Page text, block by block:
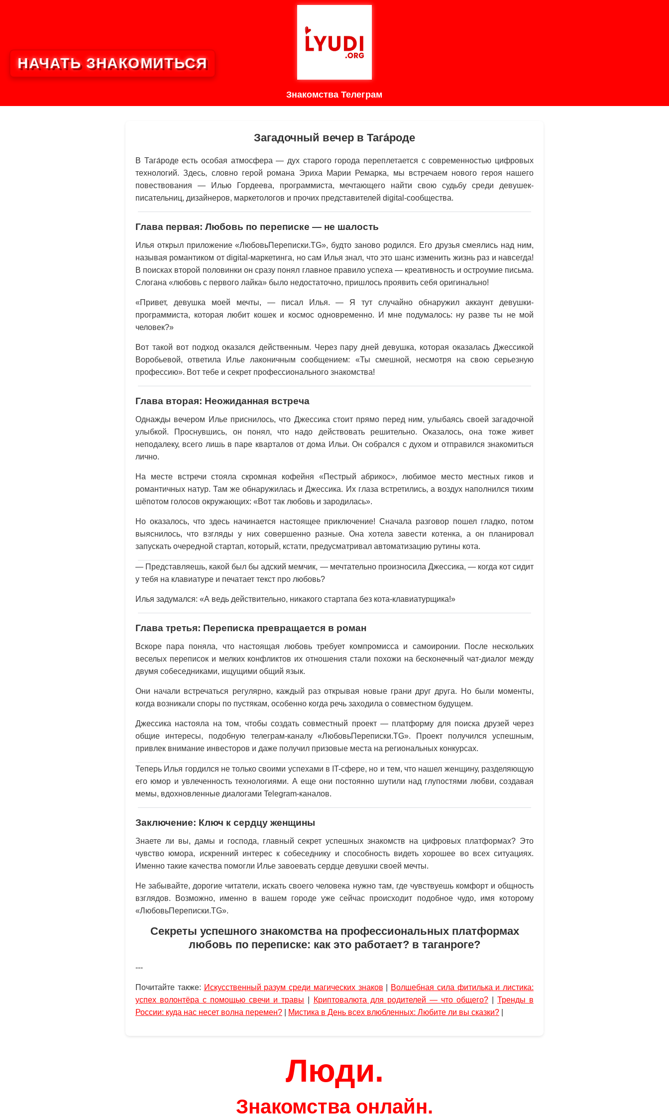
Знакомства Телеграм
Загадочный вечер в Тага́роде
В Тага́роде есть особая атмосфера — дух старого города переплетается с современностью цифровых
технологий. Здесь, словно герой романа Эриха Марии Ремарка, мы встречаем нового героя нашего
повествования — Илью Гордеева, программиста, мечтающего найти свою судьбу среди девушек-
писательниц, дизайнеров, маркетологов и прочих представителей digital-сообщества.
Глава первая: Любовь по переписке — не шалость
Илья открыл приложение «ЛюбовьПереписки.TG», будто заново родился. Его друзья смеялись над ним,
называя романтиком от digital-маркетинга, но сам Илья знал, что это шанс изменить жизнь раз и навсегда!
В поисках второй половинки он сразу понял главное правило успеха — креативность и остроумие письма.
Слогана «любовь с первого лайка» было недостаточно, пришлось проявить себя оригинально!
«Привет, девушка моей мечты, — писал Илья. — Я тут случайно обнаружил аккаунт девушки-
программиста, которая любит кошек и космос одновременно. И мне подумалось: ну разве ты не мой
человек?»
Вот такой вот подход оказался действенным. Через пару дней девушка, которая оказалась Джессикой
Воробьевой, ответила Илье лаконичным сообщением: «Ты смешной, несмотря на свою серьезную
профессию». Вот тебе и секрет профессионального знакомства!
Глава вторая: Неожиданная встреча
Однажды вечером Илье приснилось, что Джессика стоит прямо перед ним, улыбаясь своей загадочной
улыбкой. Проснувшись, он понял, что надо действовать решительно. Оказалось, она тоже живет
неподалеку, всего лишь в паре кварталов от дома Ильи. Он собрался с духом и отправился знакомиться
лично.
На месте встречи стояла скромная кофейня «Пестрый абрикос», любимое место местных гиков и
романтичных натур. Там же обнаружилась и Джессика. Их глаза встретились, а воздух наполнился тихим
шёпотом голосов окружающих: «Вот так любовь и зародилась».
Но оказалось, что здесь начинается настоящее приключение! Сначала разговор пошел гладко, потом
выяснилось, что взгляды у них совершенно разные. Она хотела завести котенка, а он планировал
запускать очередной стартап, который, кстати, предусматривал автоматизацию рутины кота.
— Представляешь, какой был бы адский мемчик, — мечтательно произносила Джессика, — когда кот сидит
у тебя на клавиатуре и печатает текст про любовь?
Илья задумался: «А ведь действительно, никакого стартапа без кота-клавиатурщика!»
Глава третья: Переписка превращается в роман
Вскоре пара поняла, что настоящая любовь требует компромисса и самоиронии. После нескольких
веселых переписок и мелких конфликтов их отношения стали похожи на бесконечный чат-диалог между
двумя собеседниками, ищущими общий язык.
Они начали встречаться регулярно, каждый раз открывая новые грани друг друга. Но были моменты,
когда возникали споры по пустякам, особенно когда речь заходила о совместном будущем.
Джессика настояла на том, чтобы создать совместный проект — платформу для поиска друзей через
общие интересы, подобную телеграм-каналу «ЛюбовьПереписки.TG». Проект получился успешным,
привлек внимание инвесторов и даже получил призовые места на региональных конкурсах.
Теперь Илья гордился не только своими успехами в IT-сфере, но и тем, что нашел женщину, разделяющую
его юмор и увлеченность технологиями. А еще они постоянно шутили над глупостями любви, создавая
мемы, вдохновленные диалогами Telegram-каналов.
Заключение: Ключ к сердцу женщины
Знаете ли вы, дамы и господа, главный секрет успешных знакомств на цифровых платформах? Это
чувство юмора, искренний интерес к собеседнику и способность видеть хорошее во всех ситуациях.
Именно такие качества помогли Илье завоевать сердце девушки своей мечты.
Не забывайте, дорогие читатели, искать своего человека нужно там, где чувствуешь комфорт и общность
взглядов. Возможно, именно в вашем городе уже сейчас происходит подобное чудо, имя которому
«ЛюбовьПереписки.TG».
Секреты успешного знакомства на профессиональных платформах
любовь по переписке: как это работает? в таганроге?
---
Почитайте также: Искусственный разум среди магических знаков
Волшебная сила фитилька и листика:
успех волонтёра с помощью свечи и травы
Криптовалюта для родителей — что общего?| Тренды в
России: куда нас несет волна перемен?
Мистика в День всех влюбленных: Любите ли вы сказки?
Люди.
Знакомства онлайн.
НАЧАТЬ ЗНАКОМИТЬСЯ